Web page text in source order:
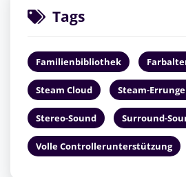
Tags
Familienbibliothek
Steam Cloud Steam-
Stereo-Sound Surround-
Volle Controllerunterstützung